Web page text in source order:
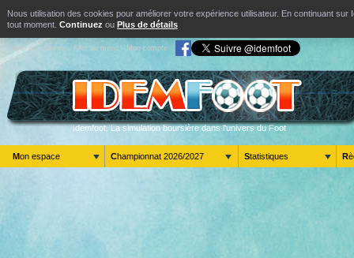
Nous utilisation des cookies pour améliorer votre expérience utilisateur. En continuant
tout moment. Continuez ou Plus de détails
Aller au contenu Aller au menu Mon compte
Idemfoot. La simulation boursière dans l'univers du Foot
Mon espace Championnat 2026/2027 Statistiques